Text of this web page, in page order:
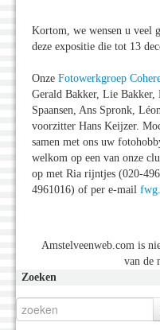
Kortom, we wensen u veel
deze expositie die tot 13
Onze Fotowerkgroep
Gerald Bakker, Lie
Spaansen, Ans Spronk,
voorzitter Hans Keijzer.
samen met ons uw
welkom op een van onze
op met Ria rijntjes (020-
4961016) of per e-mail
Amstelveenweb.com is
van de
Zoeken